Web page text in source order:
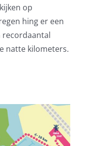
op
hing er een
recordaantal
natte kilometers.